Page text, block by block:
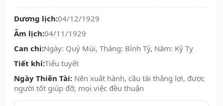
Dương lịch:04/12/1929
Âm lịch:04/11/1929
Can chi:Ngày: Quý Mùi, Tháng: Bính Tý, Năm: Kỷ Tỵ
Tiết khí:Tiểu tuyết
Ngày Thiên Tài: Nên xuất hành, cầu tài thắng lợi, được
người tốt giúp đỡ, mọi việc đều thuận